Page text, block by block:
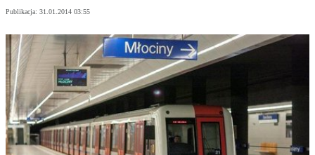
Publikacja: 31.01.2014 03:55